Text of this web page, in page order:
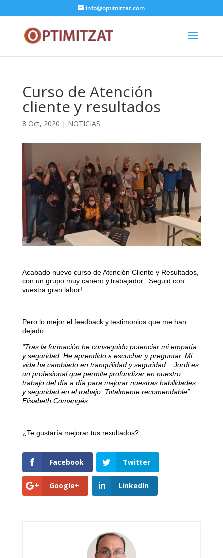
info@optimitzat.com
Curso de Atención
cliente y resultados
8 Oct, 2020 | NOTICIAS
Acabado nuevo curso de Atención Cliente y Resultados,
con un grupo muy cañero y trabajador. Seguid con
vuestra gran labor!.
Pero lo mejor el feedback y testimonios que me han
dejado:
“Tras la formación he conseguido potenciar mi empatía
y seguridad. He aprendido a escuchar y preguntar. Mi
vida ha cambiado en tranquilidad y seguridad. Jordi es
un profesional que permite profundizar en nuestro
trabajo del día a día para mejorar nuestras habilidades
y seguridad en el trabajo. Totalmente recomendable”.
Elisabeth Comangés
¿Te gustaría mejorar tus resultados?
Facebook Twitter
Google+ LinkedIn